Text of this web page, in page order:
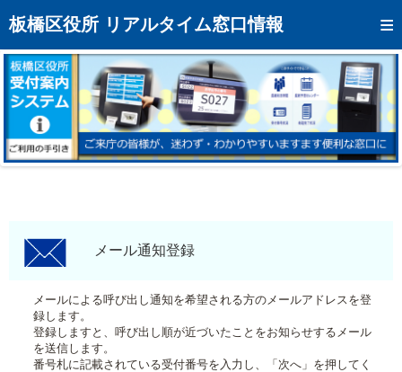
板橋区役所 リアルタイム窓口情報
トップページへ
混雑予想カレンダー
リアルタイム混雑状況
リアルタイム受付番号状況
メール通知登録
モバイルサイト
区役所フロアマップ
メール通知登録
メールによる呼び出し通知を希望される方のメールアドレスを登
録します。
登録しますと、呼び出し順が近づいたことをお知らせするメール
を送信します。
番号札に記載されている受付番号を入力し、「次へ」を押してく